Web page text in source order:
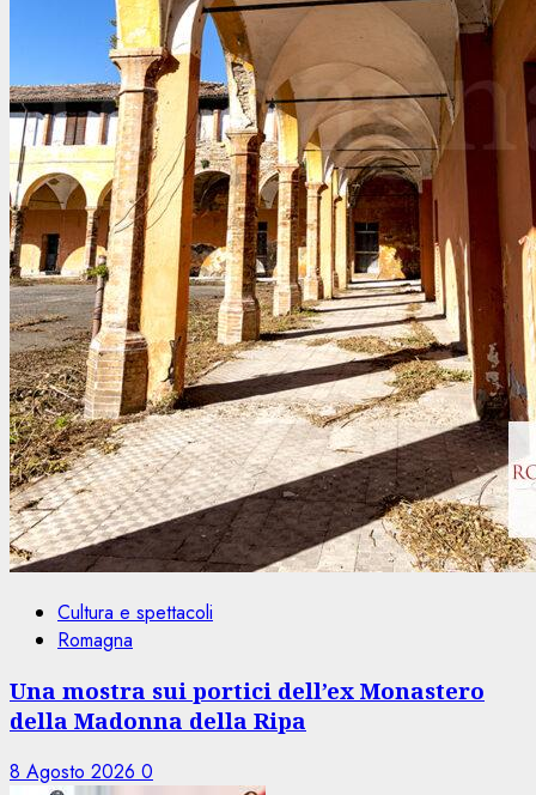
Cultura e spettacoli
Romagna
Una mostra sui portici dell’ex Monastero
della Madonna della Ripa
8 Agosto 2026 0